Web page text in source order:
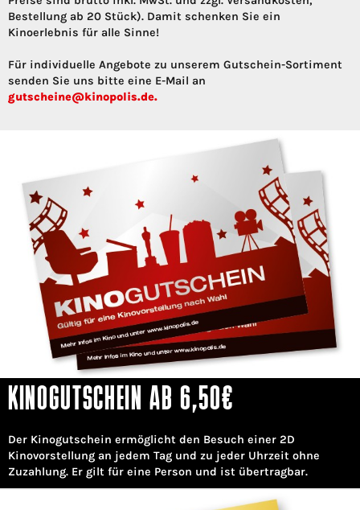
Bestellung ab 20 Stück). Damit schenken Sie ein
Kinoerlebnis für alle Sinne!
Für individuelle Angebote zu unserem Gutschein-Sortiment
senden Sie uns bitte eine E-Mail an
gutscheine@kinopolis.de.
KINOGUTSCHEIN AB 6,50€
Der Kinogutschein ermöglicht den Besuch einer 2D
Kinovorstellung an jedem Tag und zu jeder Uhrzeit ohne
Zuzahlung. Er gilt für eine Person und ist übertragbar.